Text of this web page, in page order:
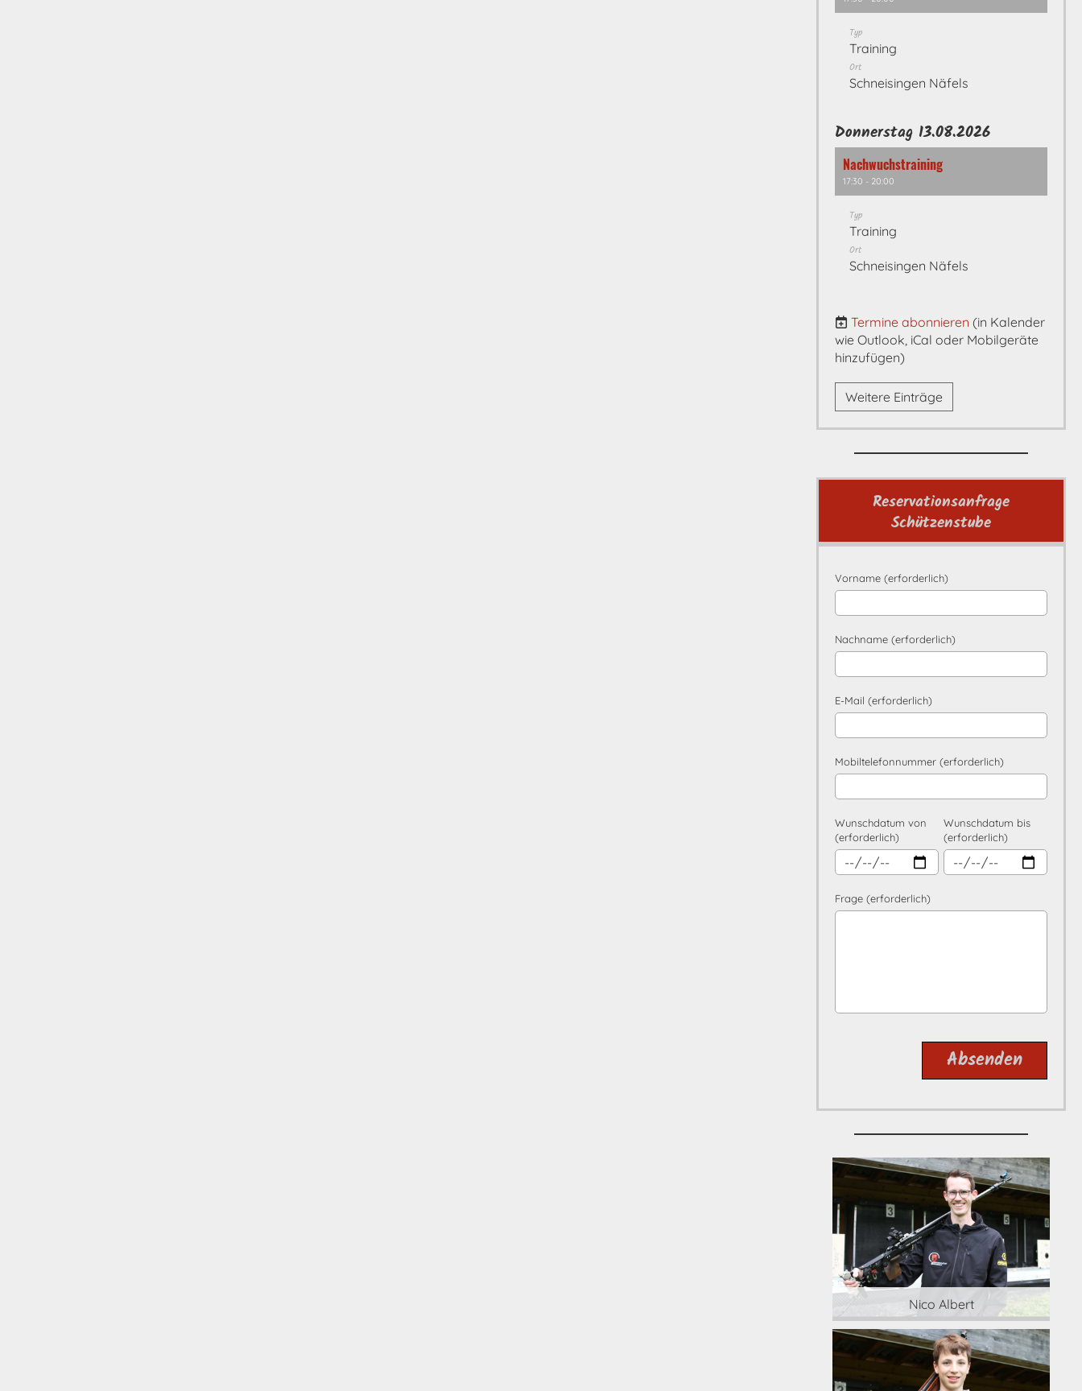
Typ
Training
Ort
Schneisingen Näfels
Donnerstag 13.08.2026
Nachwuchstraining
17:30 - 20:00
Typ
Training
Ort
Schneisingen Näfels
Termine abonnieren (in Kalender
wie Outlook, iCal oder Mobilgeräte
hinzufügen)
Weitere Einträge
Reservationsanfrage
Schützenstube
Vorname (erforderlich)
Nachname (erforderlich)
E-Mail (erforderlich)
Mobiltelefonnummer (erforderlich)
Wunschdatum von
(erforderlich)
Wunschdatum bis
(erforderlich)
Frage (erforderlich)
Nico Albert